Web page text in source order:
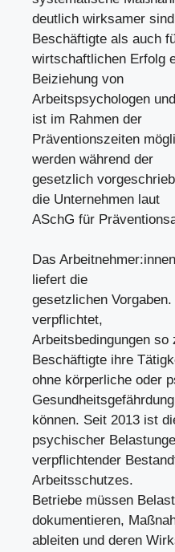
deutlich wirksamer
Beschäftigte als auch
wirtschaftlichen Erfolg
Beiziehung von
Arbeitspsychologen
ist im Rahmen der
Präventionszeiten
werden während der
gesetzlich
die Unternehmen laut
ASchG für
Das
liefert die
gesetzlichen
verpflichtet,
Arbeitsbedingungen so
Beschäftigte ihre
ohne körperliche oder
können. Seit 2013 ist
psychischer
verpflichtender
Arbeitsschutzes.
Betriebe müssen
dokumentieren,
ableiten und deren